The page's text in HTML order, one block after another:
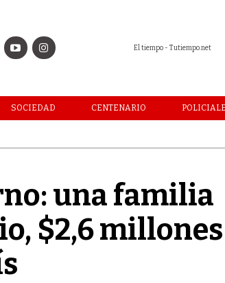
El tiempo - Tutiempo.net
SOCIEDAD CENTENARIO
una familia
$2,6 millones